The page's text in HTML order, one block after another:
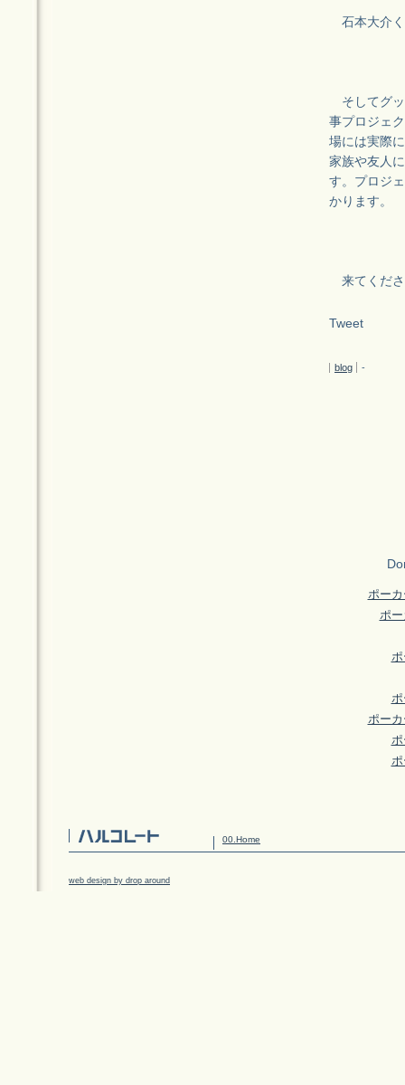
石本大介
そしてグッ
事プロジェ
場には実際
家族や友人
す。プロジ
かります。
来てくださ
Tweet
blog -
ポー
ポ
ポー
00.Home
web design by drop around